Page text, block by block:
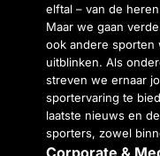
elftal – van de
Maar we gaan
ook andere sporten
uitblinken. Als
streven we ernaar
sportervaring te
laatste nieuws en
sporters, zowel